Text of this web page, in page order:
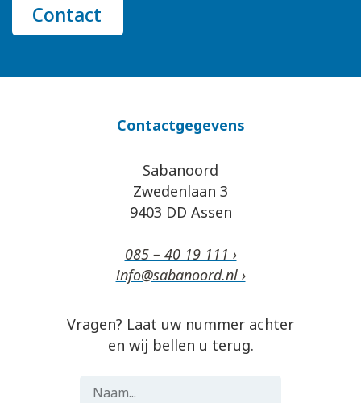
Contact
Contactgegevens
Sabanoord
Zwedenlaan 3
9403 DD Assen
085 – 40 19 111 ›
info@sabanoord.nl ›
Vragen? Laat uw nummer achter
en wij bellen u terug.